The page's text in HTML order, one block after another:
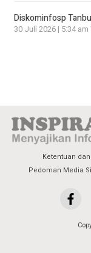
Diskominfosp
30 Juli 2026 | 5:34 am
Ketentuan
Pedoman Media